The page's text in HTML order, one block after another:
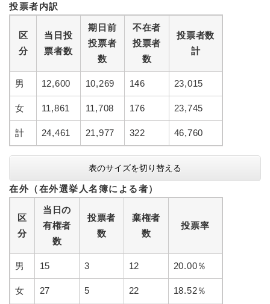
投票者内訳
区
分
当日投
票者数
期日前
投票者
数
不在者
投票者
数
投票者数
計
男 12,600 10,269 146 23,015
女 11,861 11,708 176 23,745
計 24,461 21,977 322 46,760
表のサイズを切り替える
在外（在外選挙人名簿による者）
区
分
当日の
有権者
数
投票者
数
棄権者
数
投票率
男 15 3 12 20.00％
女 27 5 22 18.52％